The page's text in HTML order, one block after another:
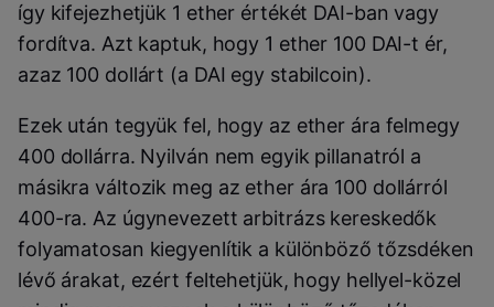
így kifejezhetjük 1 ether értékét DAI-ban vagy
fordítva. Azt kaptuk, hogy 1 ether 100 DAI-t ér,
azaz 100 dollárt (a DAI egy stabilcoin).
Ezek után tegyük fel, hogy az ether ára felmegy
400 dollárra. Nyilván nem egyik pillanatról a
másikra változik meg az ether ára 100 dollárról
400-ra. Az úgynevezett arbitrázs kereskedők
folyamatosan kiegyenlítik a különböző tőzsdéken
lévő árakat, ezért feltehetjük, hogy hellyel-közel